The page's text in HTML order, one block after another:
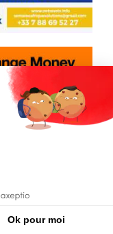
Ok pour moi